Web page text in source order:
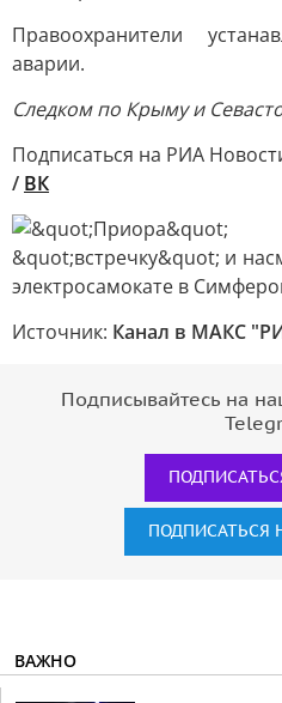
Правоохранители
аварии.
Следком по Крыму и
Подписаться на РИА
/ ВК
Источник: Канал в МАКС
Подписывайтесь на
ПОДПИСАТЬСЯ
ВАЖНО